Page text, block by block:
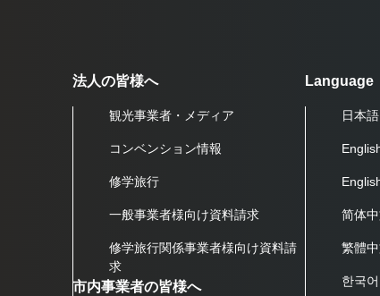
法人の皆様へ
観光事業者・メディア
コンベンション情報
修学旅行
一般事業者様向け資料請求
修学旅行関係事業者様向け資料請
求
市内事業者の皆様へ
Language
日本語
简体
繁體
한국어